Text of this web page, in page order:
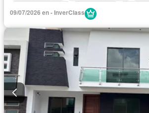
Zona infantil
Agua
Despacho
Recámara con closet
Sin amueblar
09/07/2026 en - InverClass